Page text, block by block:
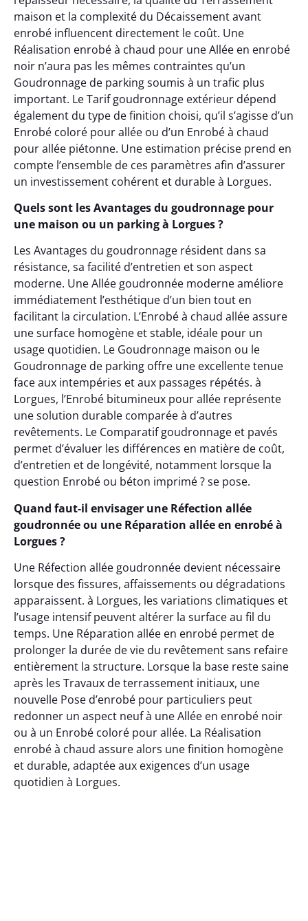
maison et la complexité du Décaissement avant
enrobé influencent directement le coût. Une
Réalisation enrobé à chaud pour une Allée en enrobé
noir n’aura pas les mêmes contraintes qu’un
Goudronnage de parking soumis à un trafic plus
important. Le Tarif goudronnage extérieur dépend
également du type de finition choisi, qu’il s’agisse d’un
Enrobé coloré pour allée ou d’un Enrobé à chaud
pour allée piétonne. Une estimation précise prend en
compte l’ensemble de ces paramètres afin d’assurer
un investissement cohérent et durable à Lorgues.
Quels sont les Avantages du goudronnage pour
une maison ou un parking à Lorgues ?
Les Avantages du goudronnage résident dans sa
résistance, sa facilité d’entretien et son aspect
moderne. Une Allée goudronnée moderne améliore
immédiatement l’esthétique d’un bien tout en
facilitant la circulation. L’Enrobé à chaud allée assure
une surface homogène et stable, idéale pour un
usage quotidien. Le Goudronnage maison ou le
Goudronnage de parking offre une excellente tenue
face aux intempéries et aux passages répétés. à
Lorgues, l’Enrobé bitumineux pour allée représente
une solution durable comparée à d’autres
revêtements. Le Comparatif goudronnage et pavés
permet d’évaluer les différences en matière de coût,
d’entretien et de longévité, notamment lorsque la
question Enrobé ou béton imprimé ? se pose.
Quand faut-il envisager une Réfection allée
goudronnée ou une Réparation allée en enrobé à
Lorgues ?
Une Réfection allée goudronnée devient nécessaire
lorsque des fissures, affaissements ou dégradations
apparaissent. à Lorgues, les variations climatiques et
l’usage intensif peuvent altérer la surface au fil du
temps. Une Réparation allée en enrobé permet de
prolonger la durée de vie du revêtement sans refaire
entièrement la structure. Lorsque la base reste saine
après les Travaux de terrassement initiaux, une
nouvelle Pose d’enrobé pour particuliers peut
redonner un aspect neuf à une Allée en enrobé noir
ou à un Enrobé coloré pour allée. La Réalisation
enrobé à chaud assure alors une finition homogène
et durable, adaptée aux exigences d’un usage
quotidien à Lorgues.